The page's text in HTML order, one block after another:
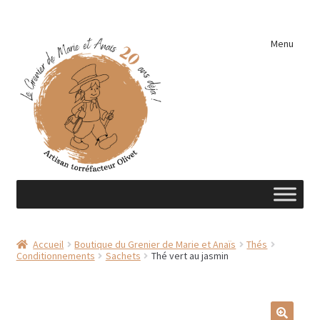
navigation
contenu
Menu
A découvrir …
Accueil Boutique du Grenier de Marie et Anaïs
Thés
Conditionnements
Sachets Thé vert au jasmin